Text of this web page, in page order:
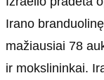
Irano
mažiausiai 78
ir mokslininkai.